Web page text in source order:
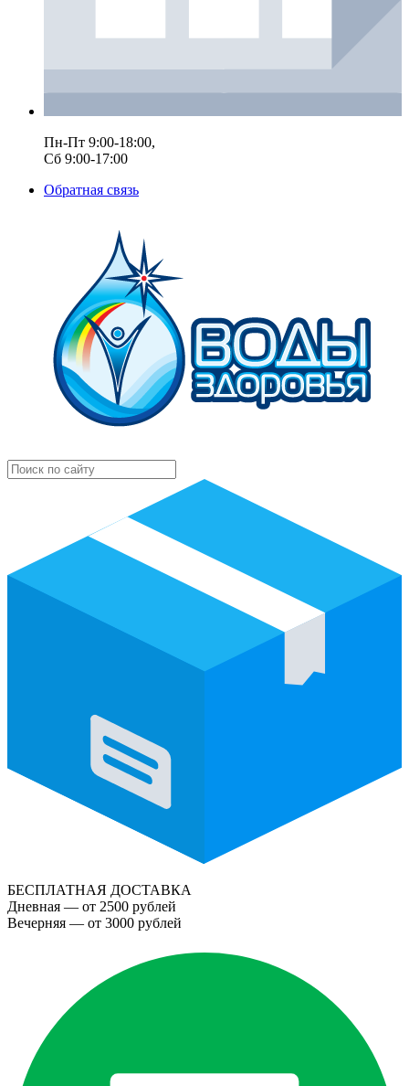
Пн-Пт 9:00-18:00,
Сб 9:00-17:00
Обратная связь
БЕСПЛАТНАЯ ДОСТАВКА
Дневная — от 2500 рублей
Вечерняя — от 3000 рублей